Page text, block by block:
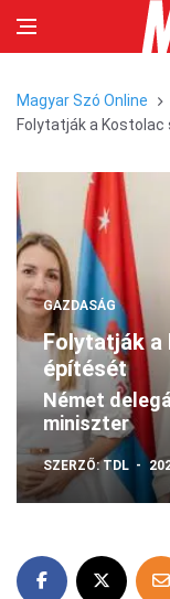
Magyar Szó Online
Folytatják a
GAZDASÁG
Folytatják a
építését
Német
miniszter
SZERZŐ:TDL